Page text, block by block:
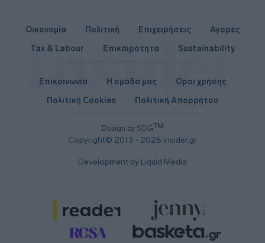
Οικονομία Πολιτική Επιχειρήσεις
Αγορές
Tax & Labour
Επικαιρότητα Sustainability
Design by SDGTM
Copyright© 2013 - 2026 insider.gr
Επικοινωνία Η ομάδα μας
Όροι χρήσης
Πολιτική Cookies
Πολιτική Απορρήτου
Development by Liquid Media